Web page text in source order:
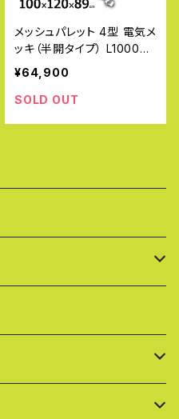
メッシュパレット 4型 電気メ
ッキ（半開タイプ） L1000×
W1200×H890mm 網目ピ
ッチ50×50mm コスパに優
れた電気メッキ仕上げ
¥64,900
SOLD OUT
ゲート）
ルミゲート）